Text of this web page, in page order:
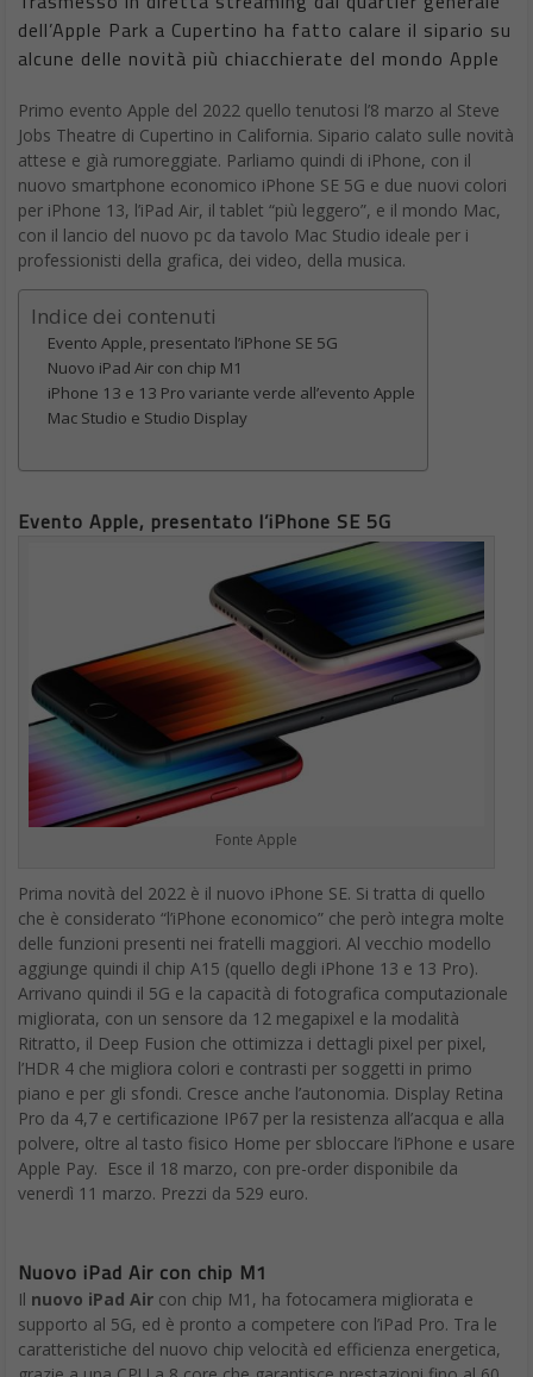
nuovo smartphone economico iPhone SE 5G e due nuovi colori
per iPhone 13, l’iPad Air, il tablet “più leggero”, e il mondo Mac,
con il lancio del nuovo pc da tavolo Mac Studio ideale per i
Indice dei contenuti
Evento Apple, presentato l’iPhone SE 5G
Nuovo iPad Air con chip M1
iPhone 13 e 13 Pro variante verde all’evento Apple
Mac Studio e Studio Display
Evento Apple, presentato l’iPhone SE 5G
Fonte Apple
Prima novità del 2022 è il nuovo iPhone SE. Si tratta di quello
che è considerato “l’iPhone economico” che però integra molte
delle funzioni presenti nei fratelli maggiori. Al vecchio modello
aggiunge quindi il chip A15 (quello degli iPhone 13 e 13 Pro).
Arrivano quindi il 5G e la capacità di fotografica computazionale
migliorata, con un sensore da 12 megapixel e la modalità
l’HDR 4 che migliora colori e contrasti per soggetti in primo
piano e per gli sfondi. Cresce anche l’autonomia. Display Retina
Pro da 4,7 e certificazione IP67 per la resistenza all’acqua e alla
polvere, oltre al tasto fisico Home per sbloccare l’iPhone e usare
Apple Pay. Esce il 18 marzo, con pre-order disponibile da
venerdì 11 marzo. Prezzi da 529 euro.
Nuovo iPad Air con chip M1
Il nuovo iPad Aircon chip M1, ha fotocamera migliorata e
supporto al 5G, ed è pronto a competere con l’iPad Pro. Tra le
caratteristiche del nuovo chip velocità ed efficienza energetica,
grazie a una CPU a 8 core che garantisce prestazioni fino al 60
Pro) ha un display Liquid Retina da 10,9 pollici ospita una nuova
telecamera frontale da 12 megapixel con ultra-grandangolo e la
funzione di inquadratura automatica che permette di rimanere
sempre al centro dell’immagine anche quando, ad esempio, ci si